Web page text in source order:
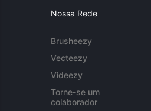
Nossa Rede
Brusheezy
Vecteezy
Videezy
Torne-se um
colaborador